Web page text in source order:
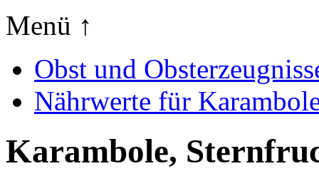
Menü ↑
Obst und
Nährwerte für
Karambole,